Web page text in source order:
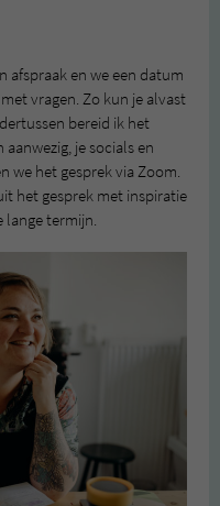
afspraak en we een datum
vragen. Zo kun je alvast
bereid ik het
je socials en
we het gesprek via Zoom.
het gesprek met inspiratie
lange termijn.